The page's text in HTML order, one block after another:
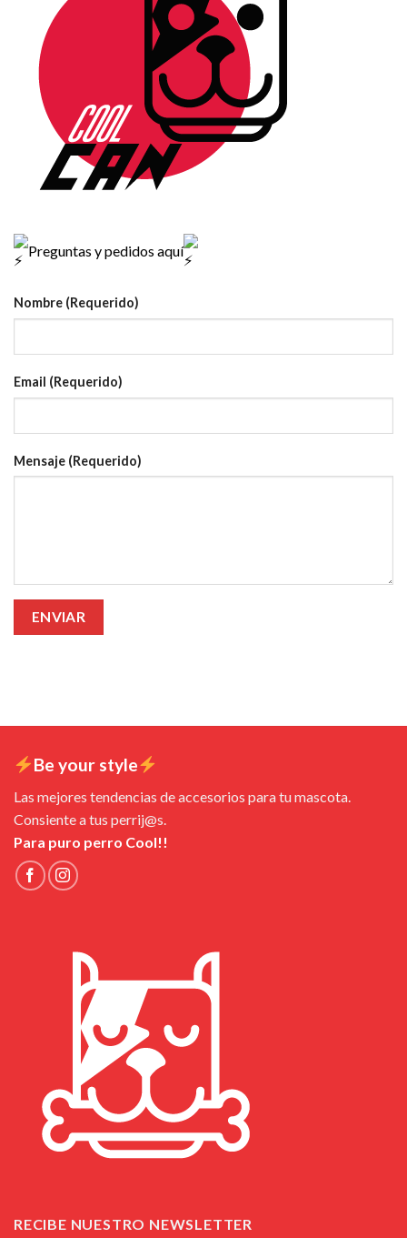
Preguntas y pedidos aquí
Nombre (Requerido)
Email (Requerido)
Mensaje (Requerido)
Be your style
Las mejores tendencias de accesorios para tu mascota.
Consiente a tus perrij@s.
Para puro perro Cool!!
RECIBE NUESTRO NEWSLETTER